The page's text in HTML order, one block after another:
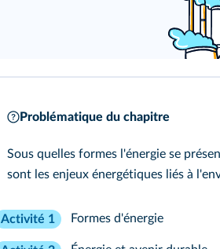
Problématique du chapitre
Sous quelles formes l'énergie se
sont les enjeux énergétiques liés à
Activité 1 Formes d'énergie